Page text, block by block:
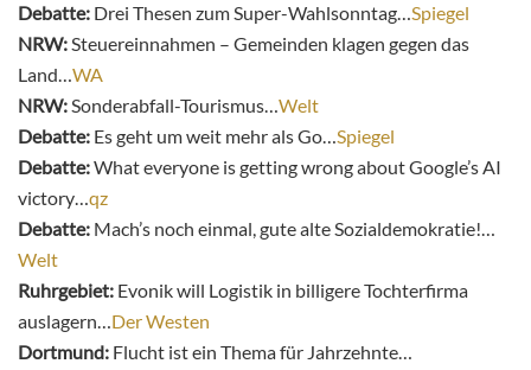
Debatte: Drei Thesen zum Super-Wahlsonntag…Spiegel
NRW:Steuereinnahmen – Gemeinden klagen gegen das
Land…WA
NRW:Sonderabfall-Tourismus…Welt
Debatte: Es geht um weit mehr als Go…Spiegel
Debatte:What everyone is getting wrong about Google’s AI
victory…qz
Debatte: Mach’s noch einmal, gute alte Sozialdemokratie!…
Welt
Ruhrgebiet: Evonik will Logistik in billigere Tochterfirma
auslagern…Der Westen
Dortmund: Flucht ist ein Thema für Jahrzehnte…